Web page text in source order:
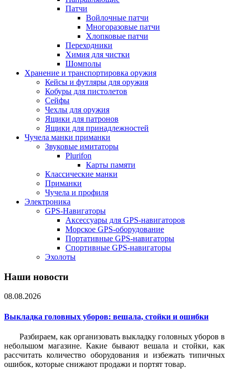
Патчи
Войлочные патчи
Многоразовые патчи
Хлопковые патчи
Переходники
Химия для чистки
Шомполы
Хранение и транспортировка оружия
Кейсы и футляры для оружия
Кобуры для пистолетов
Сейфы
Чехлы для оружия
Ящики для патронов
Ящики для принадлежностей
Чучела манки приманки
Звуковые имитаторы
Plurifon
Карты памяти
Классические манки
Приманки
Чучела и профиля
Электроника
GPS-Навигаторы
Аксессуары для GPS-навигаторов
Морское GPS-оборудование
Портативные GPS-навигаторы
Спортивные GPS-навигаторы
Эхолоты
Наши новости
08.08.2026
Выкладка головных уборов: вешала, стойки и ошибки
Разбираем, как организовать выкладку головных уборов в
небольшом магазине. Какие бывают вешала и стойки, как
рассчитать количество оборудования и избежать типичных
ошибок, которые снижают продажи и портят товар.